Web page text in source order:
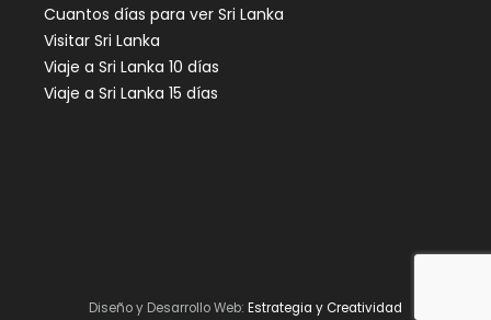
Cuantos días para ver Sri Lanka
Visitar Sri Lanka
Viaje a Sri Lanka 10 días
Viaje a Sri Lanka 15 días
Diseño y Desarrollo Web: Estrategia y Creatividad